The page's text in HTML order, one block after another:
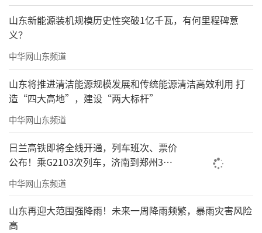
山东新能源装机规模历史性突破1亿千瓦，有何里程碑意
义？
中华网山东频道
山东将推进清洁能源规模发展和传统能源清洁高效利用 打
造“四大高地”，建设“两大标杆”
中华网山东频道
日兰高铁即将全线开通，列车班次、票价
公布！乘G2103次列车，济南到郑州3小
时到达
中华网山东频道
山东再迎大范围强降雨！未来一周降雨频繁，暴雨灾害风险
高